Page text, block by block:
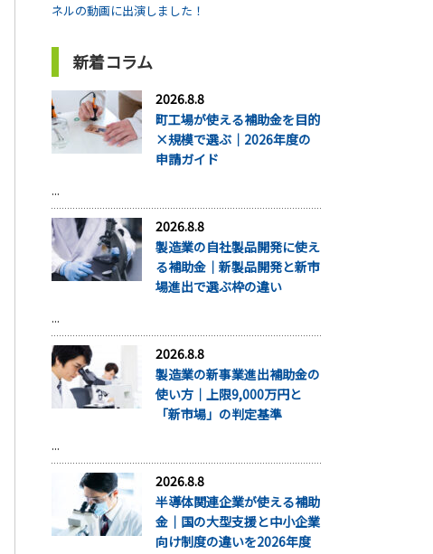
ネルの動画に出演しました！
新着コラム
2026.8.8
町工場が使える補助金を目的
×規模で選ぶ｜2026年度の
申請ガイド
...
2026.8.8
製造業の自社製品開発に使え
る補助金｜新製品開発と新市
場進出で選ぶ枠の違い
...
2026.8.8
製造業の新事業進出補助金の
使い方｜上限9,000万円と
「新市場」の判定基準
...
2026.8.8
半導体関連企業が使える補助
金｜国の大型支援と中小企業
向け制度の違いを2026年度